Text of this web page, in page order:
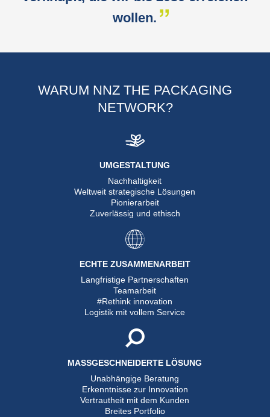
wollen.
WARUM NNZ THE PACKAGING
NETWORK?
UMGESTALTUNG
Nachhaltigkeit
Weltweit strategische Lösungen
Pionierarbeit
Zuverlässig und ethisch
ECHTE ZUSAMMENARBEIT
Langfristige Partnerschaften
Teamarbeit
#Rethink innovation
Logistik mit vollem Service
MASSGESCHNEIDERTE LÖSUNG
Unabhängige Beratung
Erkenntnisse zur Innovation
Vertrautheit mit dem Kunden
Breites Portfolio